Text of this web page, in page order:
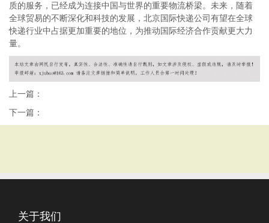
质的服务，已经成为连接中国与世界的重要物流桥梁。未来，随着
全球贸易的不断深化和科技的发展，北京国际快递公司有望在全球
快递行业中占据更加重要的地位，为推动国际经济合作贡献更大力
量。
上一篇：
下一篇：
关于我们